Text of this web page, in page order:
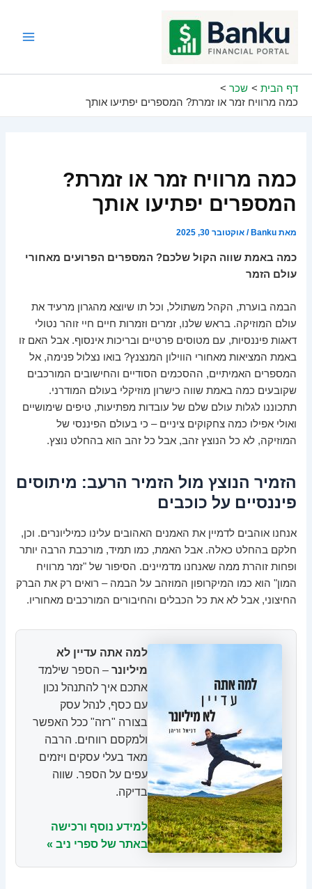
דף הבית
שכר
כמה מרוויח זמר או זמרת? המספרים יפתיעו אותך
כמה מרוויח זמר או זמרת?
המספרים יפתיעו אותך
מאתBanku
/אוקטובר 30, 2025
כמה באמת שווה הקול שלכם? המספרים הפרועים מאחורי
עולם הזמר
הבמה בוערת, הקהל משתולל, וכל תו שיוצא מהגרון מרעיד את
עולם המוזיקה. בראש שלנו, זמרים וזמרות חיים חיי זוהר נטולי
דאגות פיננסיות, עם מטוסים פרטיים ובריכות אינסוף. אבל האם זו
באמת המציאות מאחורי הווילון המנצנץ? בואו נצלול פנימה, אל
המספרים האמיתיים, ההסכמים הסודיים והחישובים המורכבים
שקובעים כמה באמת שווה כישרון מוזיקלי בעולם המודרני.
תתכוננו לגלות עולם שלם של עובדות מפתיעות, טיפים שימושיים
ואולי אפילו כמה צחקוקים ציניים – כי בעולם הפיננסי של
המוזיקה, לא כל הנוצץ זהב, אבל כל זהב הוא בהחלט נוצץ.
הזמיר הנוצץ מול הזמיר הרעב: מיתוסים
פיננסיים על כוכבים
אנחנו אוהבים לדמיין את האמנים האהובים עלינו כמיליונרים. וכן,
חלקם בהחלט כאלה. אבל האמת, כמו תמיד, מורכבת הרבה יותר
ופחות זוהרת ממה שאנחנו מדמיינים. הסיפור של "זמר מרוויח
המון" הוא כמו המיקרופון המוזהב על הבמה – רואים רק את הברק
החיצוני, אבל לא את כל הכבלים והחיבורים המורכבים מאחוריו.
למה אתה עדיין לא
מיליונר – הספר שילמד
אתכם איך להתנהל נכון
עם כסף, לנהל עסק
בצורה "רזה" ככל האפשר
ולמקסם רווחים. הרבה
מאד בעלי עסקים ויזמים
עפים על הספר. שווה
בדיקה.
למידע נוסף ורכישה
באתר של ספרי ניב »